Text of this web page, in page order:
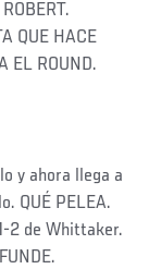
QUE HACE
EL ROUND.
y ahora llega a
QUÉ PELEA.
2 de Whittaker.